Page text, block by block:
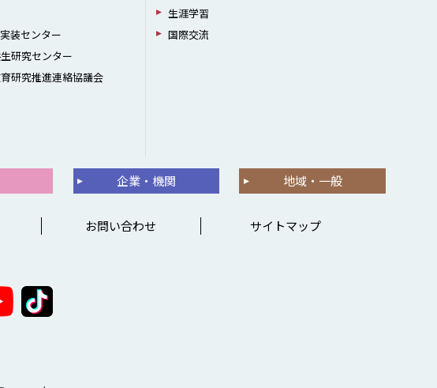
装センター
研究センター
研究推進連絡協議会
生涯学習
国際交流
企業・機関 地域・一般
お問い合わせ サイトマップ